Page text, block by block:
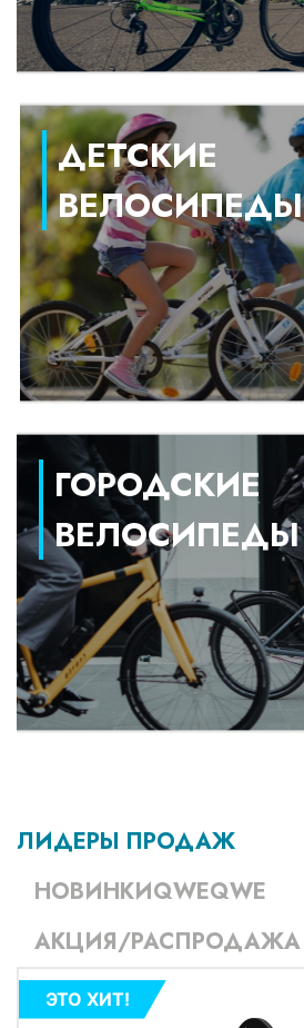
ДЕТСКИЕ
ВЕЛОСИПЕДЫ
ГОРОДСКИЕ
ВЕЛОСИПЕДЫ
ЛИДЕРЫ ПРОДАЖ
НОВИНКИQWEQWE
АКЦИЯ/РАСПРОДАЖА
ЭТО ХИТ!